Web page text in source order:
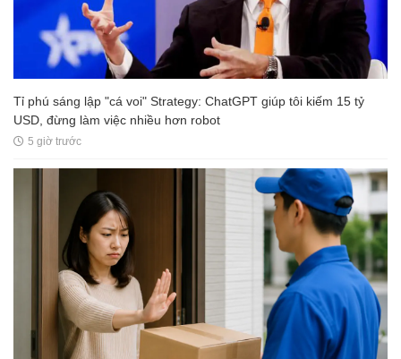
Tỉ phú sáng lập "cá voi" Strategy: ChatGPT giúp tôi kiếm 15 tỷ
USD, đừng làm việc nhiều hơn robot
5 giờ trước